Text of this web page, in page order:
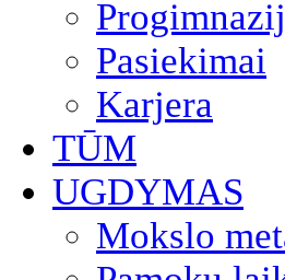
Pasiekimai
Karjera
TŪM
UGDYMAS
Mokslo